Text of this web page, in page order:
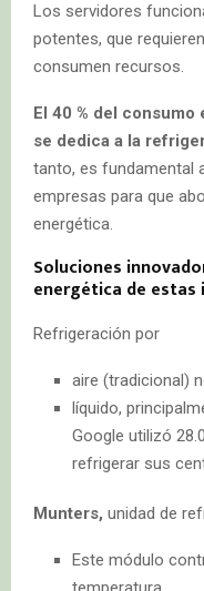
Los servidores
potentes, que
consumen recursos.
El 40 % del
se dedica a la
tanto, es fundamental
empresas para que
energética.
Soluciones
energética de
Refrigeración por
aire (tradicional)
líquido,
Google utilizó
refrigerar sus
Munters, unidad de
Este módulo